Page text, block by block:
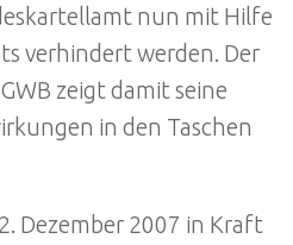
nun mit Hilfe
verhindert werden. Der
zeigt damit seine
in den Taschen
Dezember 2007 in Kraft